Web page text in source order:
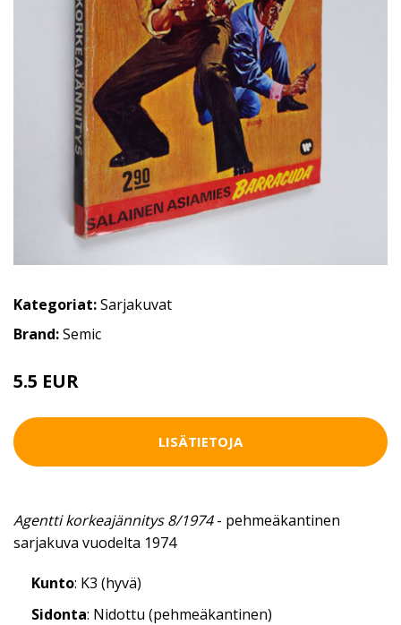
Kategoriat:Sarjakuvat
Brand:Semic
5.5 EUR
LISÄTIETOJA
Agentti korkeajännitys 8/1974- pehmeäkantinen
sarjakuva vuodelta 1974
Kunto: K3 (hyvä)
Sidonta: Nidottu (pehmeäkantinen)